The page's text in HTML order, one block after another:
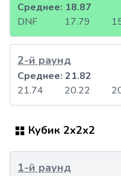
DNF 17.79
Среднее: 18.87
2-й раунд
21.74 20.22
Среднее: 21.82
Кубик 2x2x2
1-й раунд